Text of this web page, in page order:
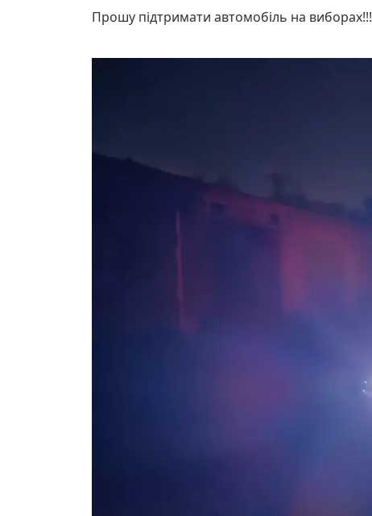
Прошу підтримати автомобіль на виборах!!!